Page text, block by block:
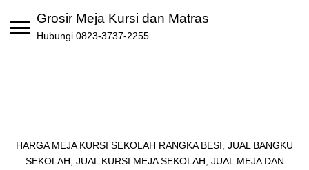
Grosir Meja Kursi dan Matras
Hubungi 0823-3737-2255
HARGA MEJA KURSI SEKOLAH RANGKA BESI JUAL BANGKU
SEKOLAH JUAL KURSI MEJA SEKOLAH JUAL MEJA DAN